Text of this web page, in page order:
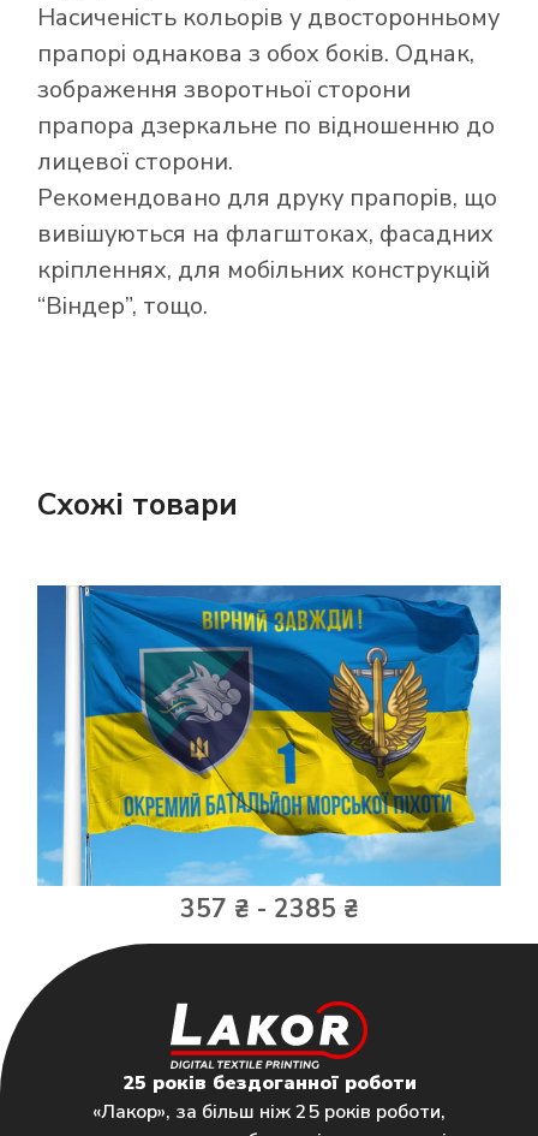
Насиченість кольорів у двосторонньому
прапорі однакова з обох боків. Однак,
зображення зворотньої сторони
прапора дзеркальне по відношенню до
лицевої сторони.
Рекомендовано для друку прапорів, що
вивішуються на флагштоках, фасадних
кріпленнях, для мобільних конструкцій
“Віндер”, тощо.
Схожі товари
357 ₴ - 2385 ₴
25 років бездоганної роботи
«Лакор», за більш ніж 25 років роботи,